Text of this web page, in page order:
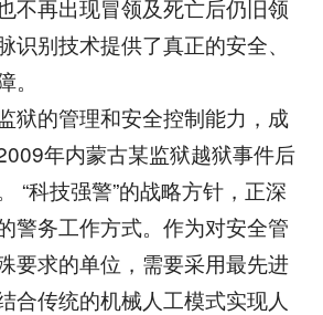
不再出现冒领及死亡后仍旧领
识别技术提供了真正的安全、
狱的管理和安全控制能力，成
年内蒙古某监狱越狱事件后
“科技强警”的战略方针，正深
警务工作方式。作为对安全管
要求的单位，需要采用最先进
合传统的机械人工模式实现人